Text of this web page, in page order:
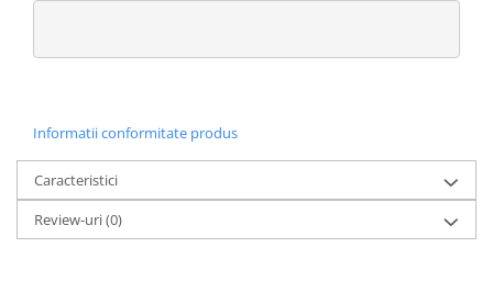
Informatii conformitate produs
Caracteristici
Review-uri(0)